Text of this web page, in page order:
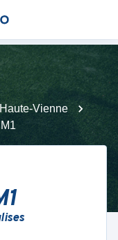
Haute-Vienne